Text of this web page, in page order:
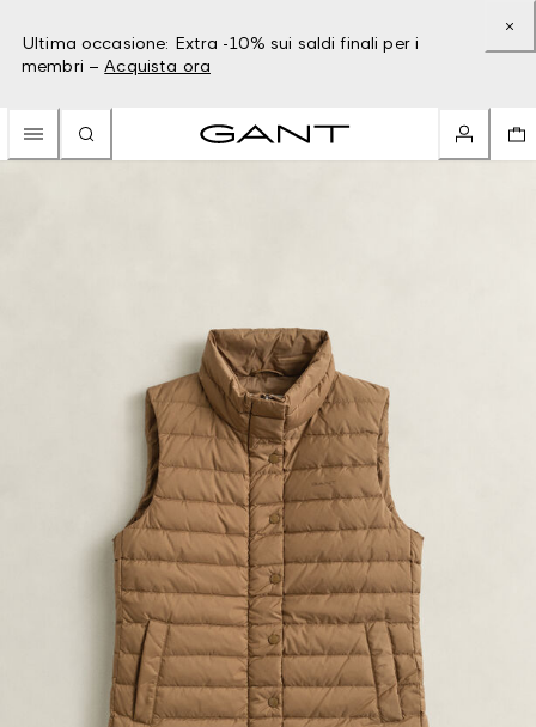
Ultima occasione: Extra -10% sui saldi finali per i
membri – Acquista ora